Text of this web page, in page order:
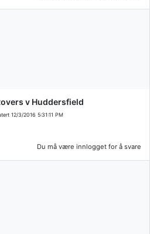
v Huddersfield
12/3/2016 5:31:11 PM
Du må være innlogget for å svare